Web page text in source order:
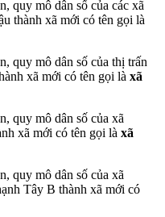
quy mô dân số của các xã
thành xã mới có tên gọi là
quy mô dân số của thị trấn
xã mới có tên gọi là xã
quy mô dân số của xã
xã mới có tên gọi là xã
quy mô dân số của xã
Tây B thành xã mới có